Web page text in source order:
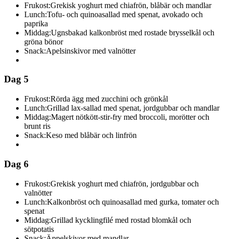
Frukost:Grekisk yoghurt med chiafrön, blåbär och mandlar
Lunch:Tofu- och quinoasallad med spenat, avokado och
paprika
Middag:Ugnsbakad kalkonbröst med rostade brysselkål och
gröna bönor
Snack:Apelsinskivor med valnötter
Dag 5
Frukost:Rörda ägg med zucchini och grönkål
Lunch:Grillad lax-sallad med spenat, jordgubbar och mandlar
Middag:Magert nötkött-stir-fry med broccoli, morötter och
brunt ris
Snack:Keso med blåbär och linfrön
Dag 6
Frukost:Grekisk yoghurt med chiafrön, jordgubbar och
valnötter
Lunch:Kalkonbröst och quinoasallad med gurka, tomater och
spenat
Middag:Grillad kycklingfilé med rostad blomkål och
sötpotatis